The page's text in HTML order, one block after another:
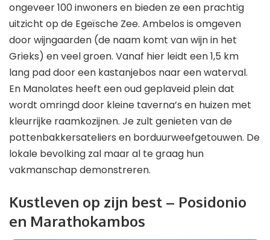
ongeveer 100 inwoners en bieden ze een prachtig
uitzicht op de Egeïsche Zee. Ambelos is omgeven
door wijngaarden (de naam komt van wijn in het
Grieks) en veel groen. Vanaf hier leidt een 1,5 km
lang pad door een kastanjebos naar een waterval.
En Manolates heeft een oud geplaveid plein dat
wordt omringd door kleine taverna’s en huizen met
kleurrijke raamkozijnen. Je zult genieten van de
pottenbakkersateliers en borduurweefgetouwen. De
lokale bevolking zal maar al te graag hun
vakmanschap demonstreren.
Kustleven op zijn best – Posidonio
en Marathokambos